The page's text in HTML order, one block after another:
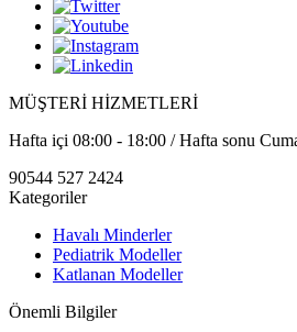
MÜŞTERİ HİZMETLERİ
Hafta içi 08:00 - 18:00 / Hafta sonu
90544 527 2424
Kategoriler
Havalı Minderler
Pediatrik Modeller
Katlanan Modeller
Önemli Bilgiler